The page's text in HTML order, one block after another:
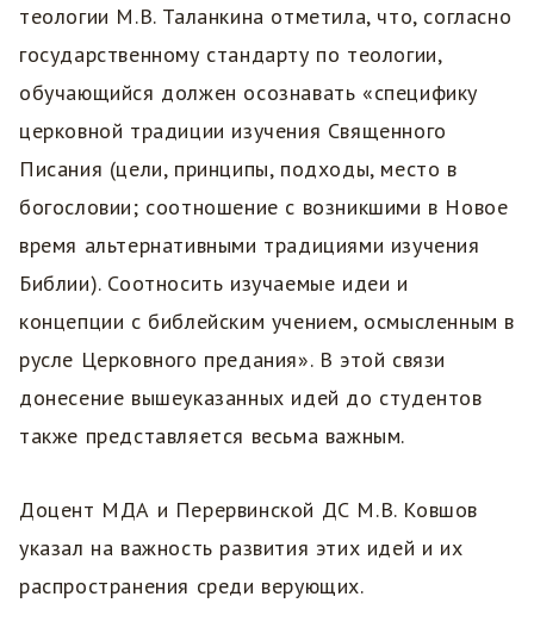
теологии М.В. Таланкина отметила, что, согласно
государственному стандарту по теологии,
обучающийся должен осознавать «специфику
церковной традиции изучения Священного
Писания (цели, принципы, подходы, место в
богословии; соотношение с возникшими в Новое
время альтернативными традициями изучения
Библии). Соотносить изучаемые идеи и
концепции с библейским учением, осмысленным в
русле Церковного предания». В этой связи
донесение вышеуказанных идей до студентов
также представляется весьма важным.
Доцент МДА и Перервинской ДС М.В. Ковшов
указал на важность развития этих идей и их
распространения среди верующих.